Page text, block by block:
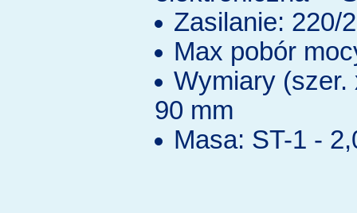
Zasilanie: 220/
Max pobór
Wymiary (szer.
90 mm
Masa: ST-1 -